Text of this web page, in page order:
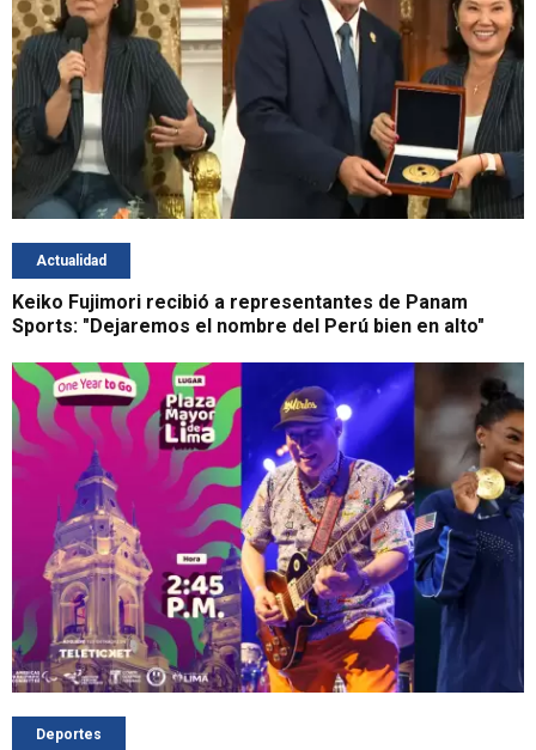
Actualidad
Keiko Fujimori recibió a representantes de Panam
Sports: "Dejaremos el nombre del Perú bien en alto"
Deportes